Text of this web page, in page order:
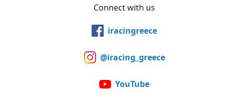
Connect with us
iracingreece
@iracing_greece
YouTube